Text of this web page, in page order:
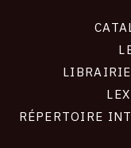
RÉPERTOIRE